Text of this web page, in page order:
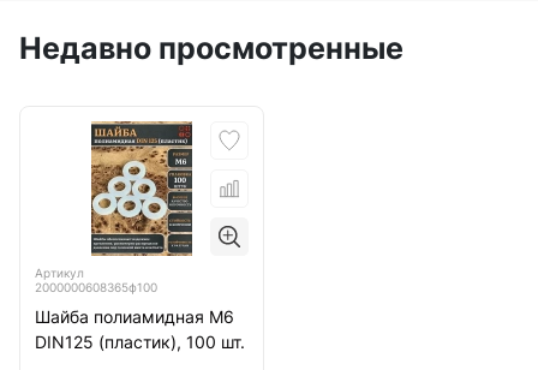
Недавно просмотренные
Артикул
2000000608365ф100
Шайба полиамидная М6
DIN125 (пластик), 100 шт.